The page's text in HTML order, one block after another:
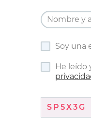
Soy una
He leído
SP5X3G